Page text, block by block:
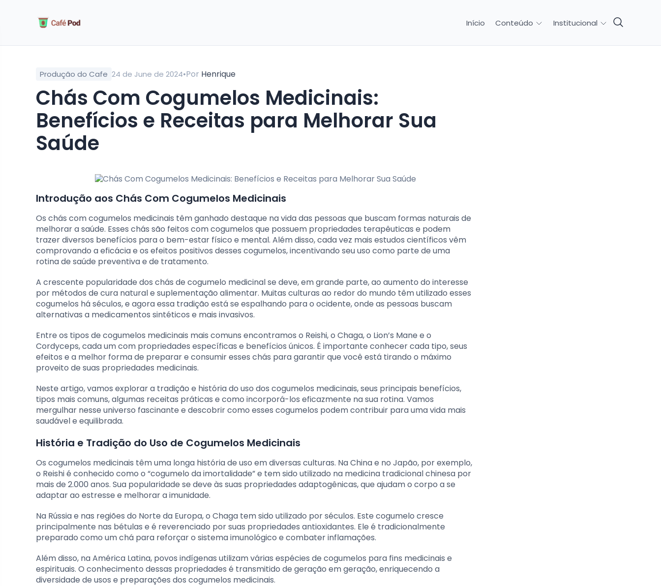
Início Conteúdo Institucional
Produção do Cafe 24 de June de 2024•Por Henrique
Chás Com Cogumelos Medicinais:
Benefícios e Receitas para Melhorar Sua
Saúde
Introdução aos Chás Com Cogumelos Medicinais
Os chás com cogumelos medicinais têm ganhado destaque na vida das pessoas que buscam formas naturais de
melhorar a saúde. Esses chás são feitos com cogumelos que possuem propriedades terapêuticas e podem
trazer diversos benefícios para o bem-estar físico e mental. Além disso, cada vez mais estudos científicos vêm
comprovando a eficácia e os efeitos positivos desses cogumelos, incentivando seu uso como parte de uma
rotina de saúde preventiva e de tratamento.
A crescente popularidade dos chás de cogumelo medicinal se deve, em grande parte, ao aumento do interesse
por métodos de cura natural e suplementação alimentar. Muitas culturas ao redor do mundo têm utilizado esses
cogumelos há séculos, e agora essa tradição está se espalhando para o ocidente, onde as pessoas buscam
alternativas a medicamentos sintéticos e mais invasivos.
Entre os tipos de cogumelos medicinais mais comuns encontramos o Reishi, o Chaga, o Lion’s Mane e o
Cordyceps, cada um com propriedades específicas e benefícios únicos. É importante conhecer cada tipo, seus
efeitos e a melhor forma de preparar e consumir esses chás para garantir que você está tirando o máximo
proveito de suas propriedades medicinais.
Neste artigo, vamos explorar a tradição e história do uso dos cogumelos medicinais, seus principais benefícios,
tipos mais comuns, algumas receitas práticas e como incorporá-los eficazmente na sua rotina. Vamos
mergulhar nesse universo fascinante e descobrir como esses cogumelos podem contribuir para uma vida mais
saudável e equilibrada.
História e Tradição do Uso de Cogumelos Medicinais
Os cogumelos medicinais têm uma longa história de uso em diversas culturas. Na China e no Japão, por exemplo,
o Reishi é conhecido como o “cogumelo da imortalidade” e tem sido utilizado na medicina tradicional chinesa por
mais de 2.000 anos. Sua popularidade se deve às suas propriedades adaptogênicas, que ajudam o corpo a se
adaptar ao estresse e melhorar a imunidade.
Na Rússia e nas regiões do Norte da Europa, o Chaga tem sido utilizado por séculos. Este cogumelo cresce
principalmente nas bétulas e é reverenciado por suas propriedades antioxidantes. Ele é tradicionalmente
preparado como um chá para reforçar o sistema imunológico e combater inflamações.
Além disso, na América Latina, povos indígenas utilizam várias espécies de cogumelos para fins medicinais e
espirituais. O conhecimento dessas propriedades é transmitido de geração em geração, enriquecendo a
diversidade de usos e preparações dos cogumelos medicinais.